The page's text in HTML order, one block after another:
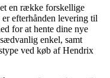
en række forskellige
efterhånden levering til
for at hente dine nye
enkel, samt
ved køb af Hendrix